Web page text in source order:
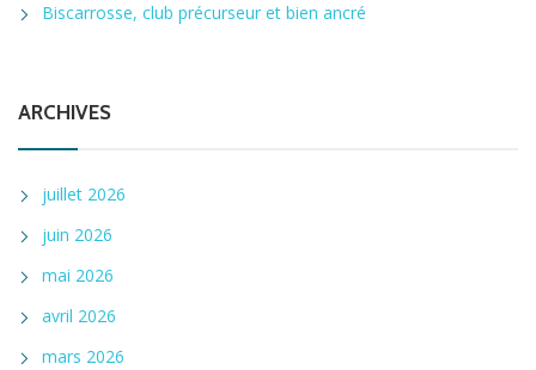
Biscarrosse, club précurseur et bien ancré
ARCHIVES
juillet 2026
juin 2026
mai 2026
avril 2026
mars 2026